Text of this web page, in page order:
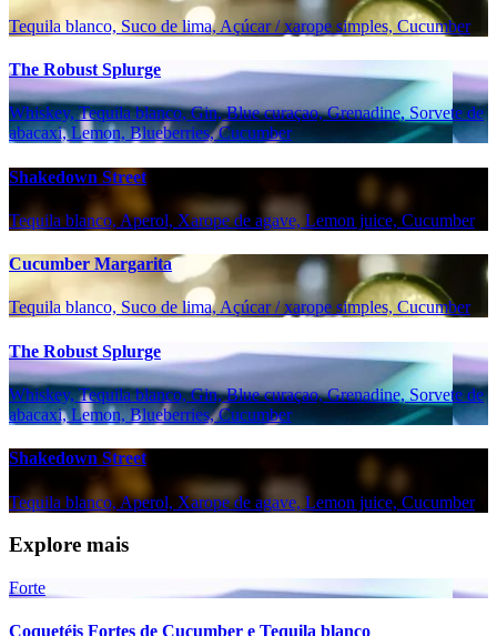
Tequila blanco, Suco de lima, Açúcar / xarope simples, Cucumber
The Robust Splurge
Whiskey, Tequila blanco, Gin, Blue curaçao, Grenadine, Sorvete de
abacaxi, Lemon, Blueberries, Cucumber
Shakedown Street
Tequila blanco, Aperol, Xarope de agave, Lemon juice, Cucumber
Cucumber Margarita
Tequila blanco, Suco de lima, Açúcar / xarope simples, Cucumber
The Robust Splurge
Whiskey, Tequila blanco, Gin, Blue curaçao, Grenadine, Sorvete de
abacaxi, Lemon, Blueberries, Cucumber
Shakedown Street
Tequila blanco, Aperol, Xarope de agave, Lemon juice, Cucumber
Explore mais
Forte
Coquetéis Fortes de Cucumber e Tequila blanco